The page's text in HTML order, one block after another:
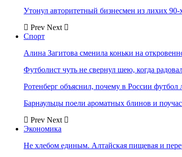
Утонул авторитетный бизнесмен из лихих
Prev Next
Спорт
Алина Загитова сменила коньки на
Футболист чуть не свернул шею, когда
Ротенберг объяснил, почему в России футбол
Барнаульцы поели ароматных блинов и
Prev Next
Экономика
Не хлебом единым. Алтайская пищевая и